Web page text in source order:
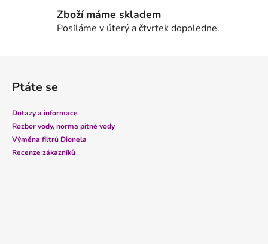
Zboží máme skladem
Posíláme v úterý a čtvrtek dopoledne.
Ptáte se
Dotazy a informace
Rozbor vody, norma pitné vody
Výměna filtrů Dionela
Recenze zákazníků